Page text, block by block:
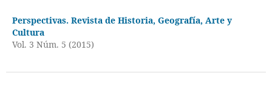
Perspectivas. Revista de Historia, Geografía, Arte y
Cultura
Vol. 3 Núm. 5 (2015)